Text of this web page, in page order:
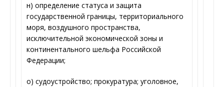
н) определение статуса и защита
государственной границы, территориального
моря, воздушного пространства,
исключительной экономической зоны и
континентального шельфа Российской
Федерации;
о) судоустройство; прокуратура; уголовное,